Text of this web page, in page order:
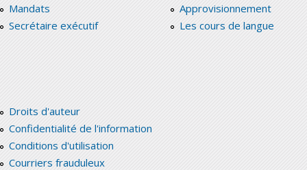
Mandats
Secrétaire exécutif
Approvisionnement
Les cours de langue
Droits d'auteur
Confidentialité de l'information
Conditions d'utilisation
Courriers frauduleux